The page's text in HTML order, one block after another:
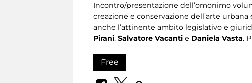
Incontro/presentazione dell’omonimo
creazione e conservazione dell’arte
anche l’attinente ambito legislativo e
Pirani, Salvatore Vacanti e Daniela Vasta.
Free